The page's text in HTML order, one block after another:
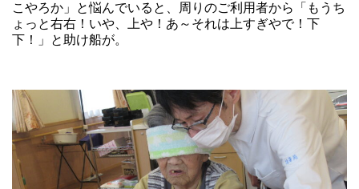
こやろか」と悩んでいると、周りのご利用者から「もうち
ょっと右右！いや、上や！あ～それは上すぎやで！下
下！」と助け船が。